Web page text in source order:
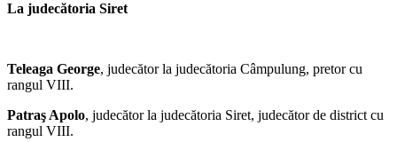
La judecătoria Siret
Teleaga George, judecător la judecătoria Câmpulung, pretor cu
rangul VIII.
Patraş Apolo, judecător la judecătoria Siret, judecător de district cu
rangul VIII.